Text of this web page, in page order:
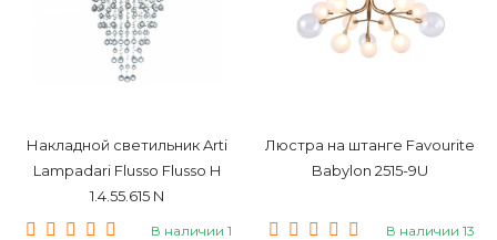
Накладной светильник Arti
Lampadari Flusso Flusso H
1.4.55.615 N
В наличии 1
Люстра на штанге Favourite
Babylon 2515-9U
В наличии 13